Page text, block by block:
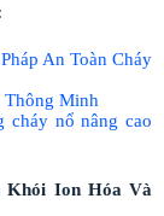
An Toàn Cháy
Thông Minh
cháy nổ nâng cao
Khói Ion Hóa Và